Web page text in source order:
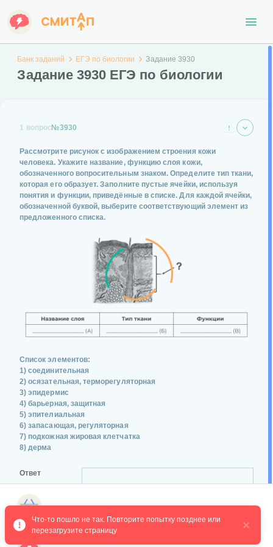
Банк заданий ЕГЭ по биологии Задание 3930
Задание 3930 ЕГЭ по биологии
1 вопрос№3930
Рассмотрите рисунок с изображением строения кожи
человека. Укажите название, функцию слоя кожи,
обозначенного вопросительным знаком. Определите тип ткани,
которая его образует. Заполните пустые ячейки, используя
понятия и функции, приведённые в списке. Для каждой ячейки,
обозначенной буквой, выберите соответствующий элемент из
предложенного списка.
Список элементов:
1) соединительная
2) осязательная, терморегуляторная
3) эпидермис
4) барьерная, защитная
5) эпителиальная
6) запасающая, регуляторная
7) подкожная жировая клетчатка
8) дерма
Ответ
Что-то пошло не так. Повторите попытку позднее или
перезагрузите страницу